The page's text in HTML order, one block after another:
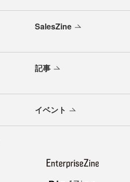
SalesZine
記事
イベント